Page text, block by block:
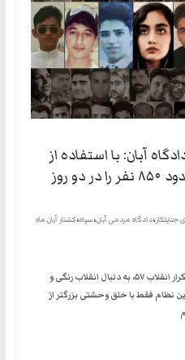
ایرانیانی
است
که
هم
به
استبداد
نه
و
هم
حکومت
آبان: با استفاده از
نیروهای لبنانی و سوری حدود ۸۵۰ نفر را در دو روز
جنایتکار،دادگاه مردمی آبان،سپاه،کشتار آبان ماه
قابل توجه تمام کسانی که در خیال خام تکرار انقلاب ۵۷، به دنبال انقلاب رنگی و
نظام فقط با خلق وحشتی بزرگتر از